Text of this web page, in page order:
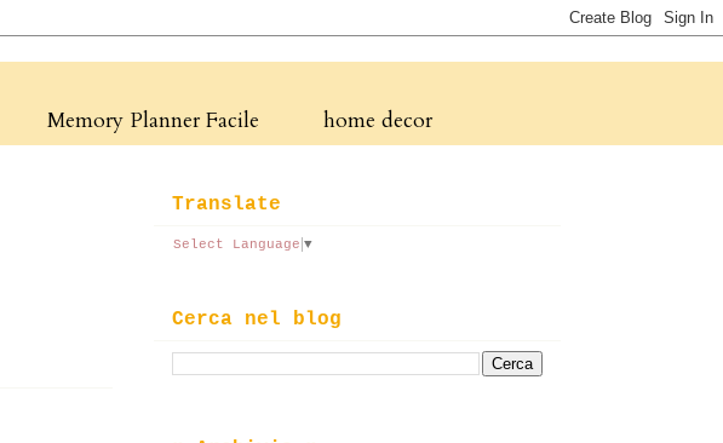
Memory Planner Facile home decor
Translate
Select Language ▼
Cerca nel blog